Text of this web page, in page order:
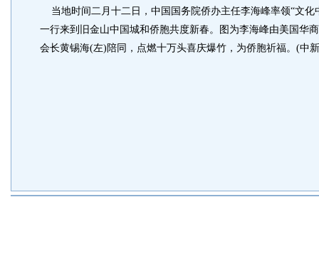
当地时间二月十二日，中国国务院侨办主任李海峰率领“文化
一行来到旧金山中国城和侨胞共度新春。图为李海峰由美国华
会长黄锡海(左)陪同，点燃十万头喜庆爆竹，为侨胞祈福。(中